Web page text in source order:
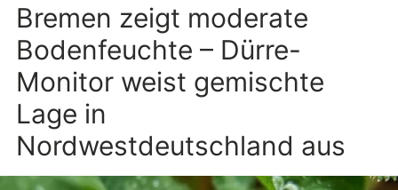
Bremen zeigt moderate
Bodenfeuchte – Dürre-
Monitor weist gemischte
Lage in
Nordwestdeutschland aus